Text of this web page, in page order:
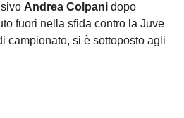
Andrea Colpani dopo
fuori nella sfida contro la Juve
campionato, si è sottoposto agli